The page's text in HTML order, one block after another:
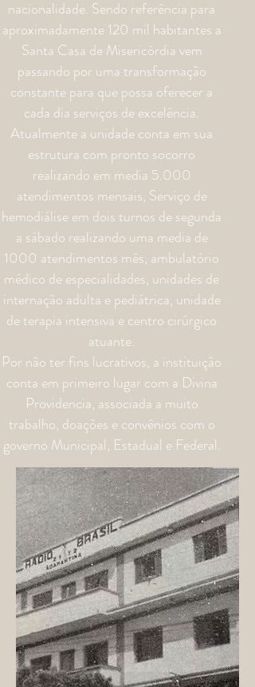
nacionalidade. Sendo referência para
aproximadamente 120 mil habitantes a
Santa Casa de Misericórdia vem
passando por uma transformação
constante para que possa oferecer a
cada dia serviços de excelência.
Atualmente a unidade conta em sua
estrutura com pronto socorro
realizando em media 5.000
atendimentos mensais, Serviço de
hemodiálise em dois turnos de segunda
a sábado realizando uma media de
1000 atendimentos mês, ambulatório
médico de especialidades, unidades de
internação adulta e pediátrica, unidade
de terapia intensiva e centro cirúrgico
atuante.
Por não ter fins lucrativos, a instituição
conta em primeiro lugar com a Divina
Providencia, associada a muito
trabalho, doações e convênios com o
governo Municipal, Estadual e Federal.